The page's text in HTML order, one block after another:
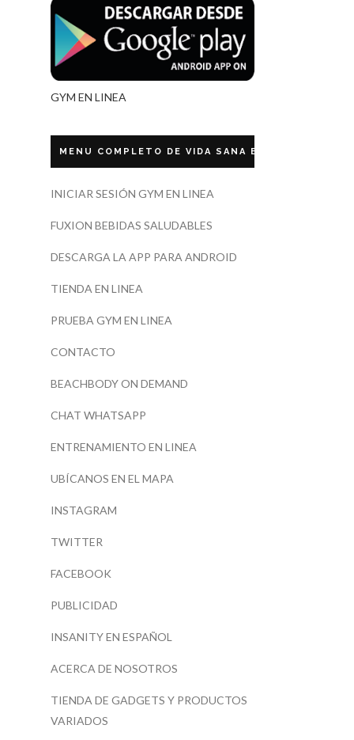
GYM EN LINEA
MENU COMPLETO DE VIDA SANA ECUADOR
INICIAR SESIÓN GYM EN LINEA
FUXION BEBIDAS SALUDABLES
DESCARGA LA APP PARA ANDROID
TIENDA EN LINEA
PRUEBA GYM EN LINEA
CONTACTO
BEACHBODY ON DEMAND
CHAT WHATSAPP
ENTRENAMIENTO EN LINEA
UBÍCANOS EN EL MAPA
INSTAGRAM
TWITTER
FACEBOOK
PUBLICIDAD
INSANITY EN ESPAÑOL
ACERCA DE NOSOTROS
TIENDA DE GADGETS Y PRODUCTOS
VARIADOS